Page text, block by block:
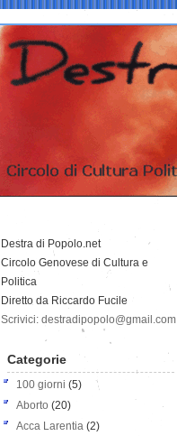
Destra di Popolo.net
Circolo Genovese di Cultura e
Politica
Diretto da Riccardo Fucile
Scrivici: destradipopolo@gmail.com
Categorie
100 giorni (5)
Aborto (20)
Acca Larentia (2)